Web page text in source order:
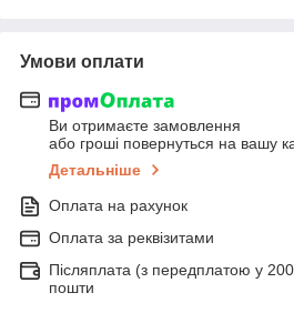
Умови оплати
Ви отримаєте замовлення
або гроші повернуться на вашу
Детальніше
Оплата на рахунок
Оплата за реквізитами
Післяплата (з передплатою у
пошти